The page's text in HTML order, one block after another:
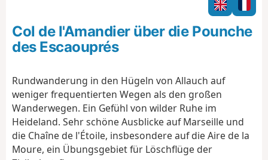
o
n
a
n
Col de l'Amandier über die Pounche
des Escaouprés
Rundwanderung in den Hügeln von Allauch auf
weniger frequentierten Wegen als den großen
Wanderwegen. Ein Gefühl von wilder Ruhe im
Heideland. Sehr schöne Ausblicke auf Marseille und
die Chaîne de l'Étoile, insbesondere auf die Aire de la
Moure, ein Übungsgebiet für Löschflüge der